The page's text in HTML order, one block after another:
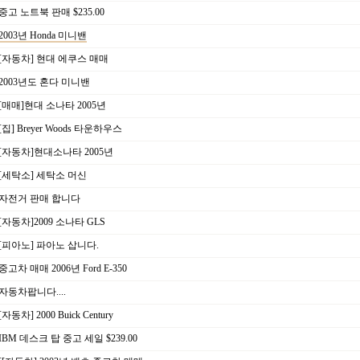
고 노트북 판매 $235.00
년 Honda 미니밴
동차] 현대 에쿠스 매매
년도 혼다 미니밴
매]현대 소나타 2005년
] Breyer Woods 타운하우스
동차]현대소나타 2005년
탁소] 세탁소 머신
전거 판매 합니다
동차]2009 소나타 GLS
아노] 파아노 삽니다.
고차 매매 2006년 Ford E-350
동차팝니다....
동차] 2000 Buick Century
데스크 탑 중고 세일 $239.00